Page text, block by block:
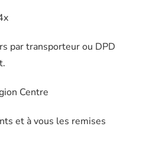
par transporteur ou DPD
Centre
et à vous les remises